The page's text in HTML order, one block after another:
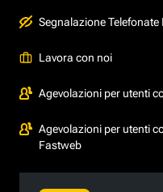
Segnalazione Telefonate
Lavora con noi
Agevolazioni per utenti
Agevolazioni per utenti
Fastweb